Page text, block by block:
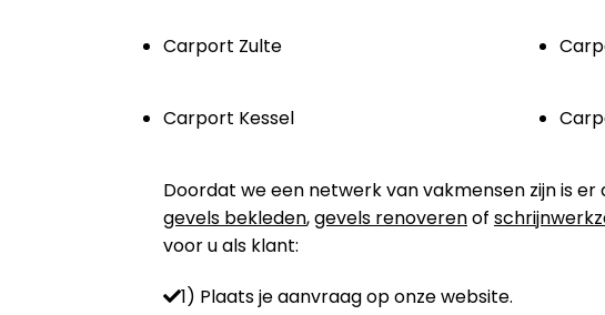
Carport Zulte
Carport Kessel
Doordat we een netwerk van vakmensen zijn is
gevels bekleden,gevels renoverenof
voor u als klant:
1) Plaats je aanvraag op onze website.